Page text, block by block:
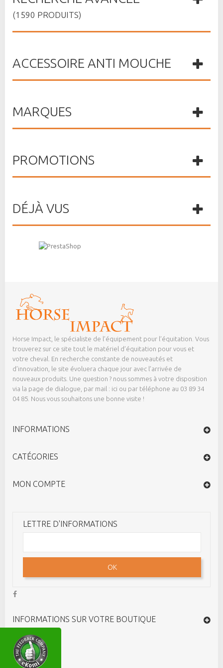
(1590 PRODUITS)
ACCESSOIRE ANTI MOUCHE
MARQUES
PROMOTIONS
DÉJÀ VUS
Horse Impact, le spécialiste de l’équipement pour l’équitation. Vous
trouverez sur ce site tout le matériel d’équitation pour vous et
votre cheval. En recherche constante de nouveautés et
d’innovation, le site évoluera chaque jour avec l’arrivée de
nouveaux produits. Une question ? nous sommes à votre disposition
via la page de dialogue, par mail : ici ou par téléphone au 03 89 34
04 85. Nous vous souhaitons une bonne visite !
INFORMATIONS
CATÉGORIES
MON COMPTE
LETTRE D'INFORMATIONS
OK
INFORMATIONS SUR VOTRE BOUTIQUE